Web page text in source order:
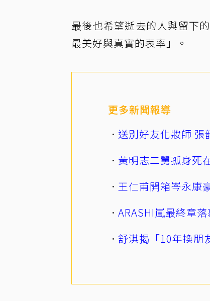
最後也希望逝去的人與留下
最美好與真實的表率」。
更多新聞報導
送別好友化妝師 張
黃明志二舅孤身死
王仁甫開箱岑永
ARASHI嵐最終章
舒淇揭「10年換朋